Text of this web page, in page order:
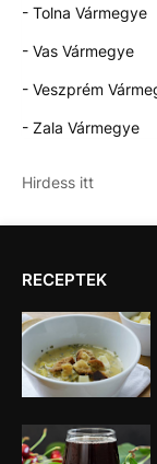
- Tolna Vármegye
- Vas Vármegye
- Veszprém
- Zala Vármegye
Hirdess itt
RECEPTEK